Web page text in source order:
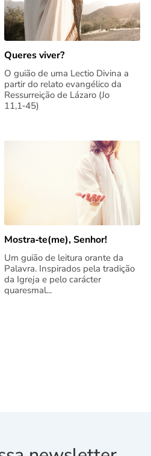
Queres viver?
O guião de uma Lectio Divina a
partir do relato evangélico da
Ressurreição de Lázaro (Jo
11,1‑45)
Mostra‑te(me), Senhor!
Um guião de leitura orante da
Palavra. Inspirados pela tradição
da Igreja e pelo carácter
quaresmal...